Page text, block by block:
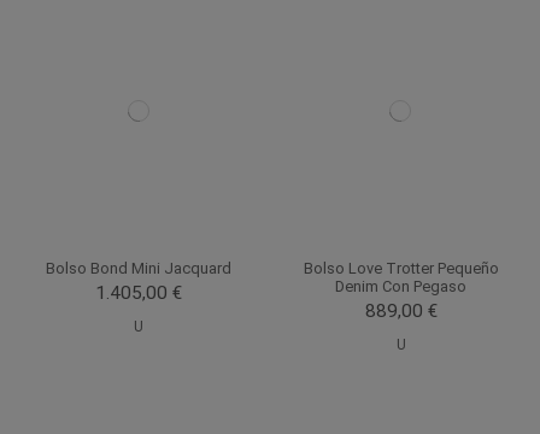
Bolso Bond Mini Jacquard
1.405,00 €
U
Bolso Love Trotter Pequeño
Denim Con Pegaso
889,00 €
U